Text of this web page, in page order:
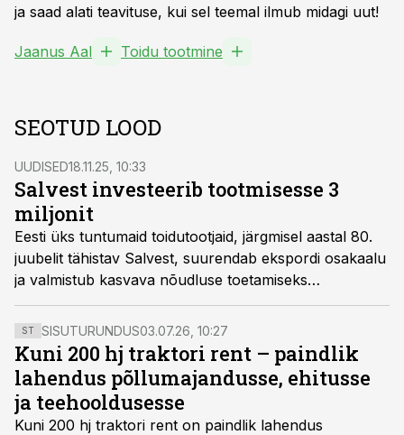
ja saad alati teavituse, kui sel teemal ilmub midagi uut!
Jaanus Aal Toidu tootmine
SEOTUD LOOD
UUDISED18.11.25, 10:33
Salvest investeerib tootmisesse 3
miljonit
Eesti üks tuntumaid toidutootjaid, järgmisel aastal 80.
juubelit tähistav Salvest, suurendab ekspordi osakaalu
ja valmistub kasvava nõudluse toetamiseks
investeerima tootmisesse 2026. aastal 3 miljonit
eurot. Kui mullu moodustas eksport ettevõtte 23,1
miljoni eurosest käibest 26%, siis 2025. aastal tõuseb
ekspordi osakaal 30%-ni ning lähiaastatel sihitakse
40% osakaalu.
ST SISUTURUNDUS03.07.26, 10:27
Kuni 200 hj traktori rent – paindlik
lahendus põllumajandusse, ehitusse
ja teehooldusesse
Kuni 200 hj traktori rent on paindlik lahendus